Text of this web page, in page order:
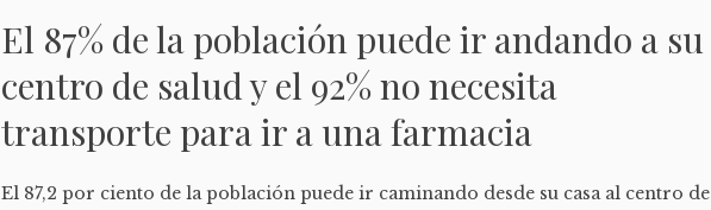
El 87% de la población puede ir andando a su
centro de salud y el 92% no necesita
transporte para ir a una farmacia
El 87,2 por ciento de la población puede ir caminando desde su casa al centro de